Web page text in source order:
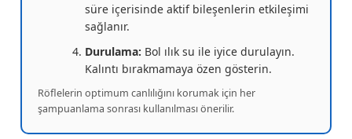
süre içerisinde aktif bileşenlerin etkileşimi
sağlanır.
Durulama: Bol ılık su ile iyice durulayın.
Kalıntı bırakmamaya özen gösterin.
Röflelerin optimum canlılığını korumak için her
şampuanlama sonrası kullanılması önerilir.